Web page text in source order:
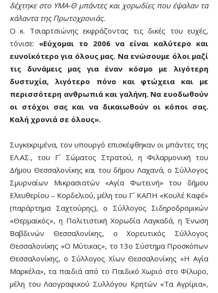
δέχτηκε στο ΥΜΑ-Θ μπάντες και χορωδίες που έψαλαν τα
κάλαντα της Πρωτοχρονιάς.
Ο κ. Τσιαρτσιώνης εκφράζοντας τις δικές του ευχές,
τόνισε: «Εύχομαι το 2006 να είναι καλύτερο και
ευνοϊκότερο για όλους μας. Να ενώσουμε όλοι μαζί
τις δυνάμεις μας για έναν κόσμο με λιγότερη
δυστυχία, λιγότερο πόνο και φτώχεια και με
περισσότερη ανθρωπιά και γαλήνη. Να ευοδωθούν
οι στόχοι σας και να δικαιωθούν οι κόποι σας.
Καλή χρονιά σε όλους».
Συγκεκριμένα, τον υπουργό επισκέφθηκαν οι μπάντες της
ΕΛ.ΑΣ., του Γ´ Σώματος Στρατού, η Φιλαρμονική του
Δήμου Θεσσαλονίκης και του δήμου Λαχανά, ο Σύλλογος
Σμυρναίων Μικρασιατών «Αγία Φωτεινή» του δήμου
Ελευθερίου – Κορδελιού, μέλη του Γ´ ΚΑΠΗ «Κουλέ Καφέ»
(παράρτημα Σαχτούρης), ο Σύλλογος Σιδηροδρομικών
«Θερμαϊκός», η Πολιτιστική Χορωδία Λαγκαδά, η Ένωση
Βαβδινών Θεσσαλονίκης, ο Χορευτικός Σύλλογος
Θεσσαλονίκης «Ο Μύτικας», το 13ο Σύστημα Προσκόπων
Θεσσαλονίκης, ο Σύλλογος Χίων Θεσσαλονίκης «Η Αγία
Μαρκέλα», τα παιδιά από το Παιδικό Χωριό στο Φίλυρο,
μέλη του Λαογραφικού Συλλόγου Kρητών «Τα Αγρίμια»,